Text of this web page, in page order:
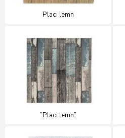
Placi lemn
"Placi lemn"